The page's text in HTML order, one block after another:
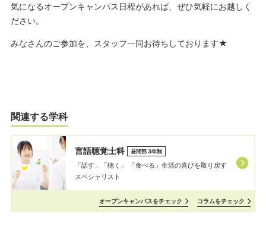
気になるオープンキャンパス日程があれば、ぜひ気軽にお越しく
ださい。
みなさんのご参加を、スタッフ一同お待ちしております★
関連する学科
言語聴覚士科 昼間部 3年制
「話す」「聴く」 「⾷べる」⽣活の喜びを取り戻す
スペシャリスト
オープンキャンパスをチェック コラムをチェック